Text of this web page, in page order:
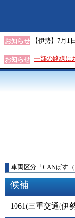
お知らせ 【伊勢】7月1
お知らせ 一部の路線に
車両区分 「 CANばす
候補
1061(三重交通(伊